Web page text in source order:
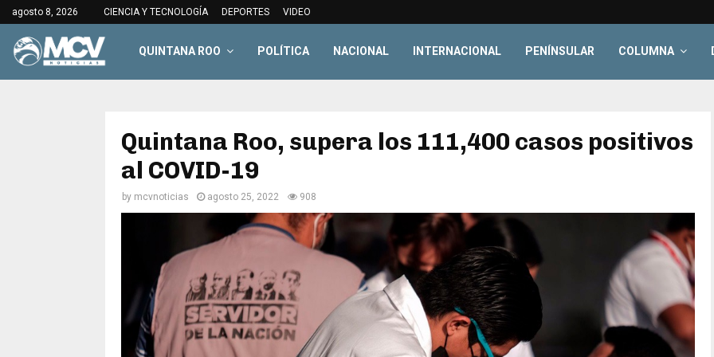
agosto 8, 2026 CIENCIA Y TECNOLOGÍA DEPORTES VIDEO
QUINTANA ROO POLÍTICA NACIONAL INTERNACIONAL PENÍNSULAR COLUMNA
Quintana Roo, supera los 111,400 casos positivos
al COVID-19
by mcvnoticias agosto 25, 2022 908